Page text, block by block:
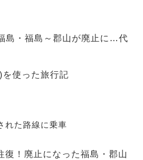
島・福島～郡山が廃止に…代
を使った旅行記
れた路線に乗車
復！廃止になった福島・郡山